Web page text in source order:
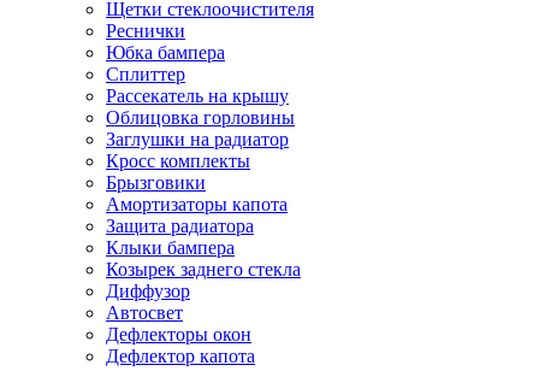
Щетки стеклоочистителя
Реснички
Юбка бампера
Сплиттер
Рассекатель на крышу
Облицовка горловины
Заглушки на радиатор
Кросс комплекты
Брызговики
Амортизаторы капота
Защита радиатора
Клыки бампера
Козырек заднего стекла
Диффузор
Автосвет
Дефлекторы окон
Дефлектор капота